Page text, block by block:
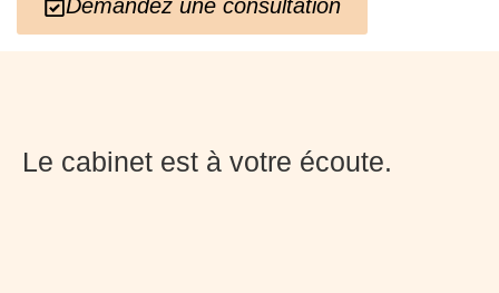
Demandez une consultation
Le cabinet est à votre écoute.